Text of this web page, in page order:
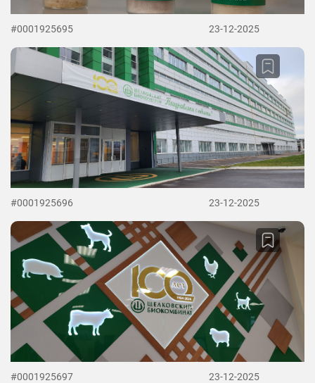
#0001925695 23-12-2025
#0001925696 23-12-2025
#0001925697 23-12-2025